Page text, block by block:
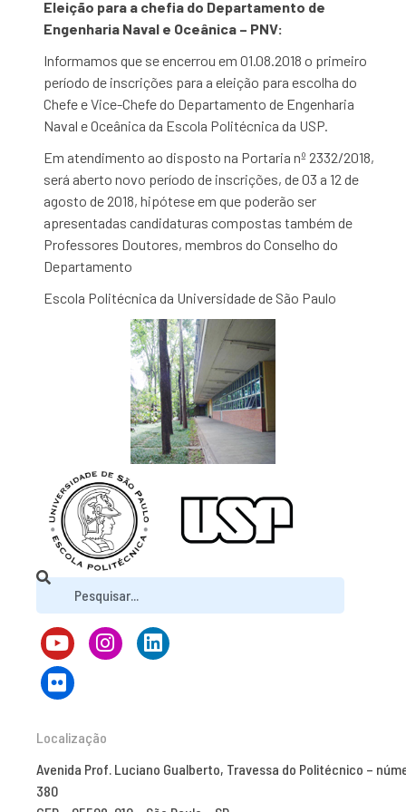
Eleição para a chefia do Departamento de
Engenharia Naval e Oceânica – PNV:
Informamos que se encerrou em 01.08.2018 o primeiro
período de inscrições para a eleição para escolha do
Chefe e Vice-Chefe do Departamento de Engenharia
Naval e Oceânica da Escola Politécnica da USP.
Em atendimento ao disposto na Portaria nº 2332/2018,
será aberto novo período de inscrições, de 03 a 12 de
agosto de 2018, hipótese em que poderão ser
apresentadas candidaturas compostas também de
Professores Doutores, membros do Conselho do
Departamento
Escola Politécnica da Universidade de São Paulo
Localização
Avenida Prof. Luciano Gualberto, Travessa do Politécnico –
380